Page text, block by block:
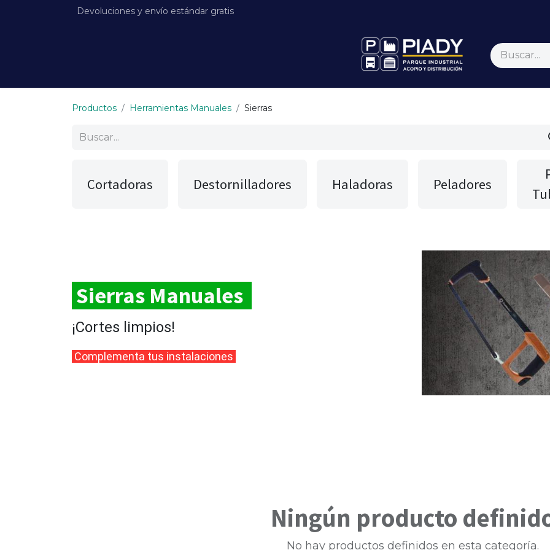
Devoluciones y envío estándar gratis
Contáctenos Inicio
Productos Herramientas Manuales Sierras
Cortadoras Destornilladores Haladoras Peladores
Sierras Manuales
¡Cortes limpios!
Complementa tus instalaciones
Ningún producto
No hay productos definidos en esta categoría.